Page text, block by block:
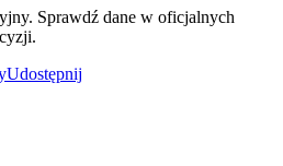
Sprawdź dane w oficjalnych
Udostępnij